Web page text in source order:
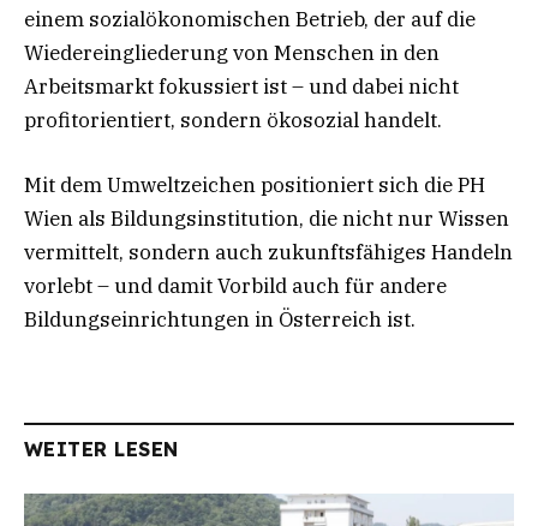
einem sozialökonomischen Betrieb, der auf die
Wiedereingliederung von Menschen in den
Arbeitsmarkt fokussiert ist – und dabei nicht
profitorientiert, sondern ökosozial handelt.
Mit dem Umweltzeichen positioniert sich die PH
Wien als Bildungsinstitution, die nicht nur Wissen
vermittelt, sondern auch zukunftsfähiges Handeln
vorlebt – und damit Vorbild auch für andere
Bildungseinrichtungen in Österreich ist.
WEITER LESEN